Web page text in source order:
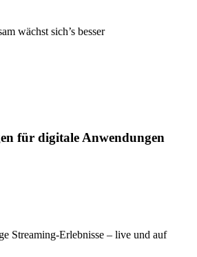
wächst sich’s besser
für digitale Anwendungen
Streaming-Erlebnisse – live und auf